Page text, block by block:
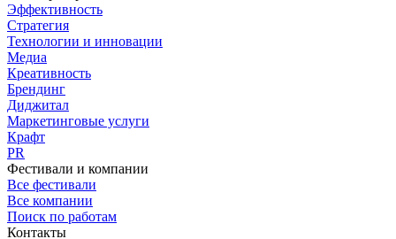
Эффективность
Стратегия
Технологии и инновации
Медиа
Креативность
Брендинг
Диджитал
Маркетинговые услуги
Крафт
PR
Фестивали и компании
Все фестивали
Все компании
Поиск по работам
Контакты